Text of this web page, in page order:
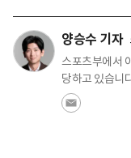
양승수 기자
스포츠부에서
당하고 있습니